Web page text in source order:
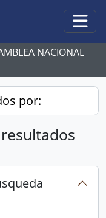
NACIONAL
por: